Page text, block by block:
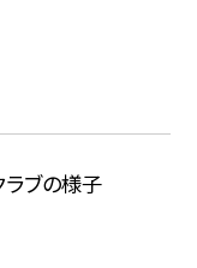
ラブの様子